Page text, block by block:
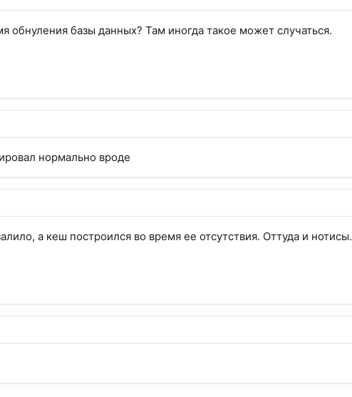
обнуления базы данных? Там иногда такое может случаться.
нормально вроде
а кеш построился во время ее отсутствия. Оттуда и нотисы.